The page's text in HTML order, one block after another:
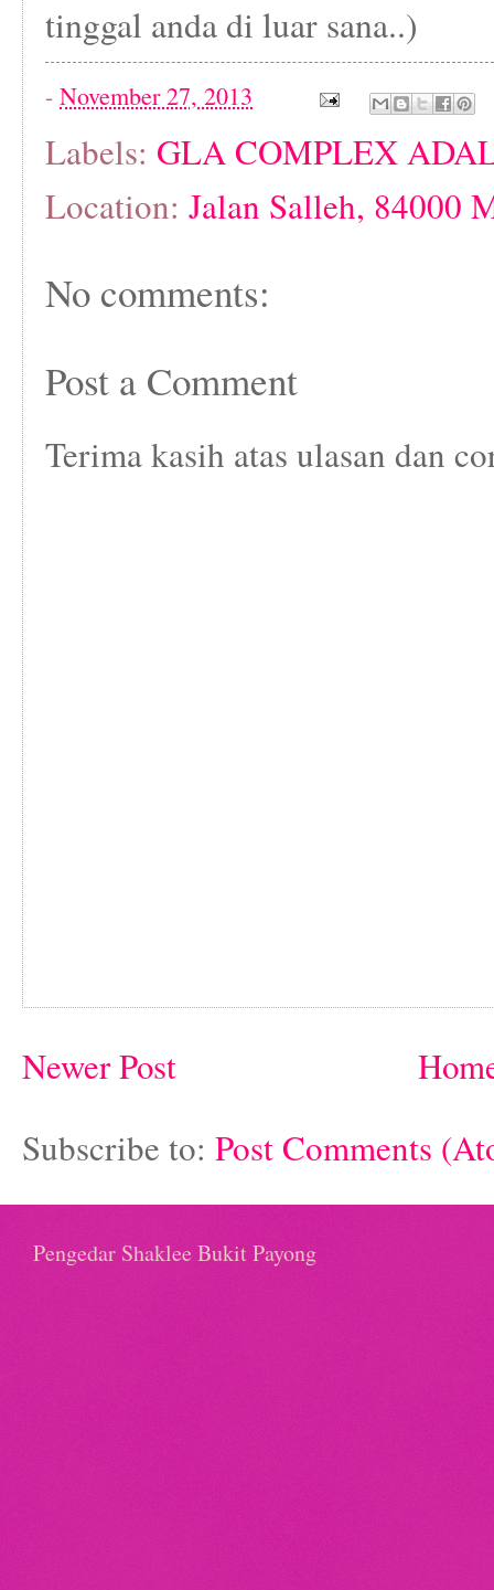
tinggal anda di luar sana..)
- November 27, 2013
Labels: GLA COMPLEX
Location: Jalan Salleh, 84000
No comments:
Post a Comment
Terima kasih atas ulasan dan
Newer Post
Subscribe to: Post Comments
Pengedar Shaklee Bukit Payong